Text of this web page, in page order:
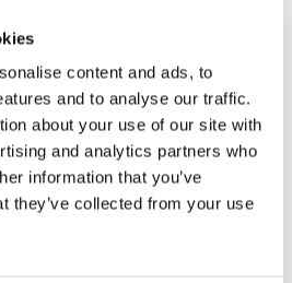
content and ads, to
and to analyse our traffic.
about your use of our site with
and analytics partners who
information that you’ve
they’ve collected from your use